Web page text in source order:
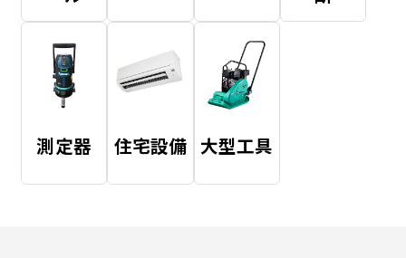
測定器 住宅設備 大型工具